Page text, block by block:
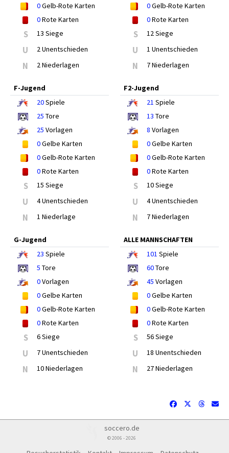
0Gelb-Rote Karten
0Rote Karten
S 13 Siege
U 2 Unentschieden
N 2 Niederlagen
0Gelb-Rote Karten
0Rote Karten
S 12 Siege
U 1 Unentschieden
N 7 Niederlagen
F-Jugend
20Spiele
25 Tore
25 Vorlagen
0Gelbe Karten
0Gelb-Rote Karten
0Rote Karten
S 15 Siege
U 4 Unentschieden
N 1 Niederlage
F2-Jugend
21 Spiele
13 Tore
8 Vorlagen
0Gelbe Karten
0Gelb-Rote Karten
0Rote Karten
S 10 Siege
U 4 Unentschieden
N 7 Niederlagen
G-Jugend
23 Spiele
5 Tore
0Vorlagen
0Gelbe Karten
0Gelb-Rote Karten
0Rote Karten
S 6 Siege
U 7 Unentschieden
N 10 Niederlagen
ALLE MANNSCHAFTEN
101 Spiele
60Tore
45 Vorlagen
0Gelbe Karten
0Gelb-Rote Karten
0Rote Karten
S 56 Siege
U 18 Unentschieden
N 27 Niederlagen
soccero.de
© 2006 - 2026